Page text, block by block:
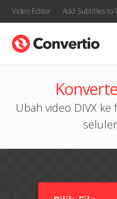
Video Editor Add Subtitles to
Ubah video DIVX